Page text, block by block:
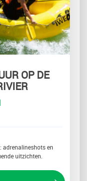
OP DE
adrenalineshots en
uitzichten.